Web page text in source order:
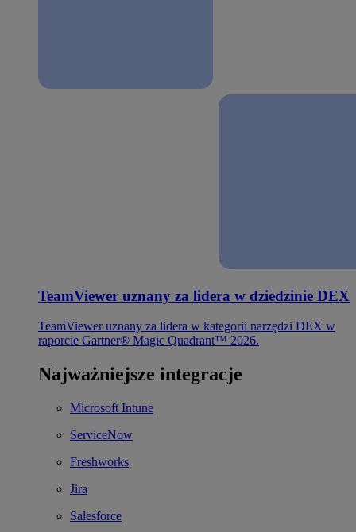
TeamViewer uznany za lidera w dziedzinie DEX
TeamViewer uznany za lidera w kategorii narzędzi DEX w
raporcie Gartner® Magic Quadrant™ 2026.
Najważniejsze integracje
Microsoft Intune
ServiceNow
Freshworks
Jira
Salesforce